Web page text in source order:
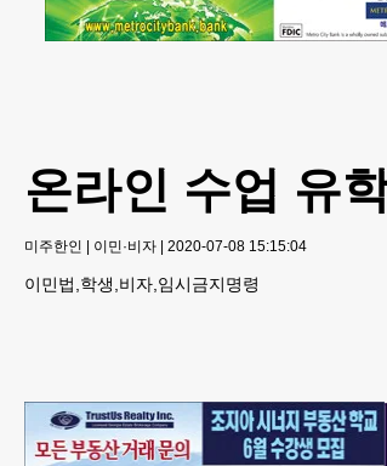
온라인 수업 유
미주한인 | 이민·비자 | 2020-07-08 15:15:04
이민법,학생,비자,임시금지명령